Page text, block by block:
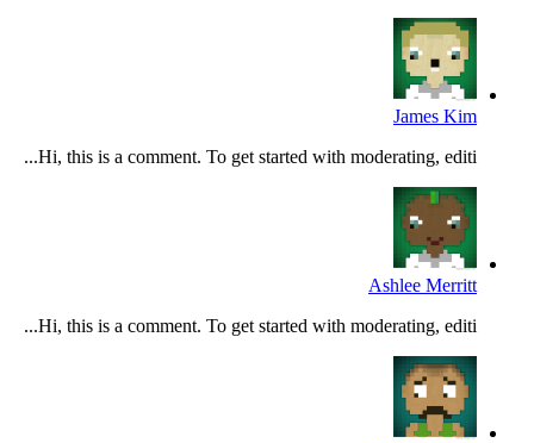
James Kim
Hi, this is a comment. To get started with moderating, editi...
Ashlee Merritt
Hi, this is a comment. To get started with moderating, editi...